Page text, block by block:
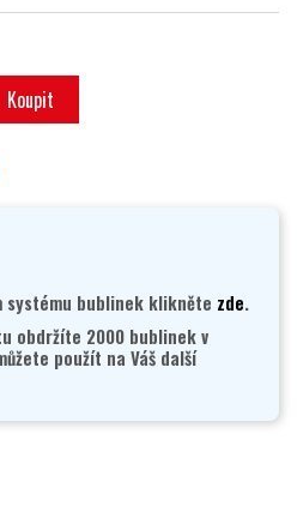
Koupit
systému bublinek klikněte zde.
obdržíte 2000 bublinek v
použít na Váš další